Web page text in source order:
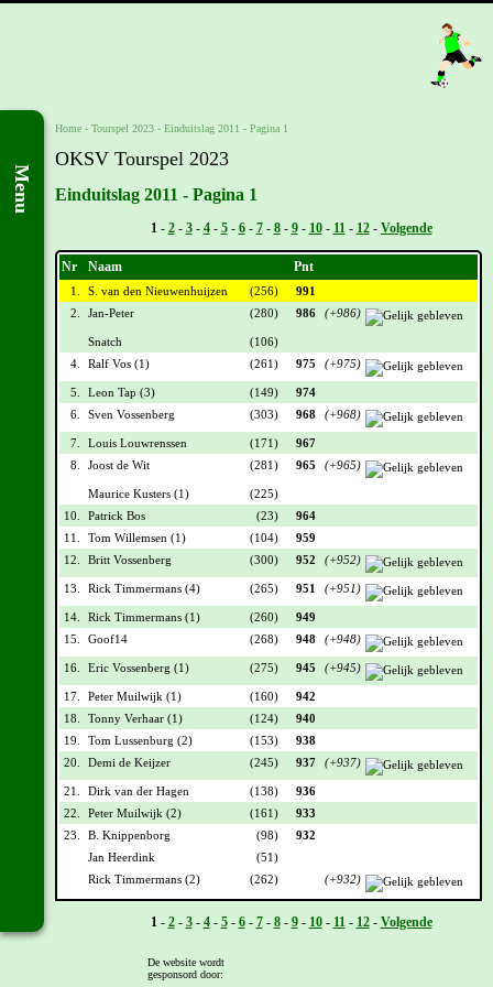
Menu
Home - Tourspel 2023 - Einduitslag 2011 - Pagina 1
OKSV Tourspel 2023
Einduitslag 2011 - Pagina 1
1 - 2- 3- 4- 5- 6- 7- 8- 9- 10- 11 - 12- Volgende
Nr Naam Pnt
1. S. van den Nieuwenhuijzen (256)
991
2.
Jan-Peter (280) 986 (+986)
Snatch
(106)
4.
Ralf Vos (1) (261) 975 (+975)
5. Leon Tap (3) (149)
974
6.
Sven Vossenberg (303) 968 (+968)
7. Louis Louwrenssen (171)
967
8.
Joost de Wit (281) 965 (+965)
Maurice Kusters (1)
(225)
10.
Patrick Bos (23)
964
11.
Tom Willemsen (1) (104)
959
12.
Britt Vossenberg (300) 952 (+952)
13. Rick Timmermans (4) (265) 951 (+951)
14. Rick Timmermans (1) (260)
949
15.
Goof14 (268) 948 (+948)
16. Eric Vossenberg (1) (275) 945 (+945)
17. Peter Muilwijk (1) (160)
942
18.
Tonny Verhaar (1) (124)
940
19.
Tom Lussenburg (2) (153)
938
20.
Demi de Keijzer (245) 937 (+937)
21. Dirk van der Hagen (138)
936
22.
Peter Muilwijk (2) (161)
933
23.
B. Knippenborg (98)
932
Jan Heerdink
(51)
Rick Timmermans (2)
(262) (+932)
1 - 2- 3- 4- 5- 6- 7- 8- 9- 10- 11 - 12- Volgende
De website wordt
gesponsord door: